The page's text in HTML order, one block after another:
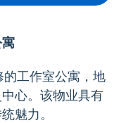
工作室公寓，地
心。该物业具有
魅力。